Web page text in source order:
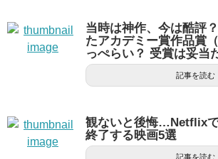
当時は神作、今は酷評
たアカデミー賞作品賞
っぺらい？ 受賞は妥当
記事を読む
観ないと後悔…Netflix
終了する映画5選
記事を読む